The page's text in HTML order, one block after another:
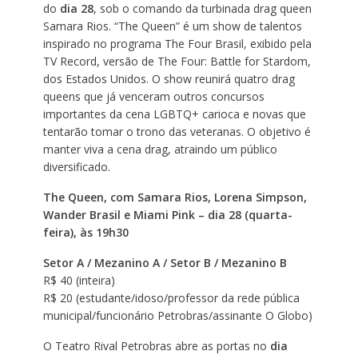
do dia 28, sob o comando da turbinada drag queen
Samara Rios. “The Queen” é um show de talentos
inspirado no programa The Four Brasil, exibido pela
TV Record, versão de The Four: Battle for Stardom,
dos Estados Unidos. O show reunirá quatro drag
queens que já venceram outros concursos
importantes da cena LGBTQ+ carioca e novas que
tentarão tomar o trono das veteranas. O objetivo é
manter viva a cena drag, atraindo um público
diversificado.
The Queen, com Samara Rios, Lorena Simpson,
Wander Brasil e Miami Pink – dia 28 (quarta-
feira), às 19h30
Setor A / Mezanino A / Setor B / Mezanino B
R$ 40 (inteira)
R$ 20 (estudante/idoso/professor da rede pública
municipal/funcionário Petrobras/assinante O Globo)
O Teatro Rival Petrobras abre as portas no dia